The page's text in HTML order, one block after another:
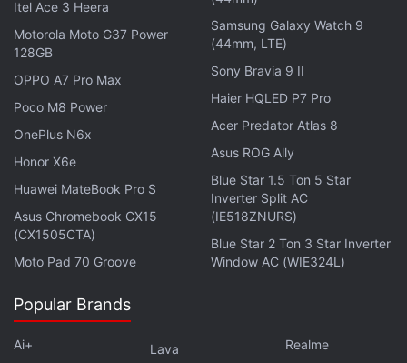
Itel Ace 3 Heera
Motorola Moto G37 Power
128GB
OPPO A7 Pro Max
Poco M8 Power
OnePlus N6x
Honor X6e
Huawei MateBook Pro S
Asus Chromebook CX15
(CX1505CTA)
Moto Pad 70 Groove
Samsung Galaxy Watch 9
(44mm, LTE)
Sony Bravia 9 II
Haier HQLED P7 Pro
Acer Predator Atlas 8
Asus ROG Ally
Blue Star 1.5 Ton 5 Star
Inverter Split AC
(IE518ZNURS)
Blue Star 2 Ton 3 Star Inverter
Window AC (WIE324L)
Popular Brands
Ai+
Lava
Realme